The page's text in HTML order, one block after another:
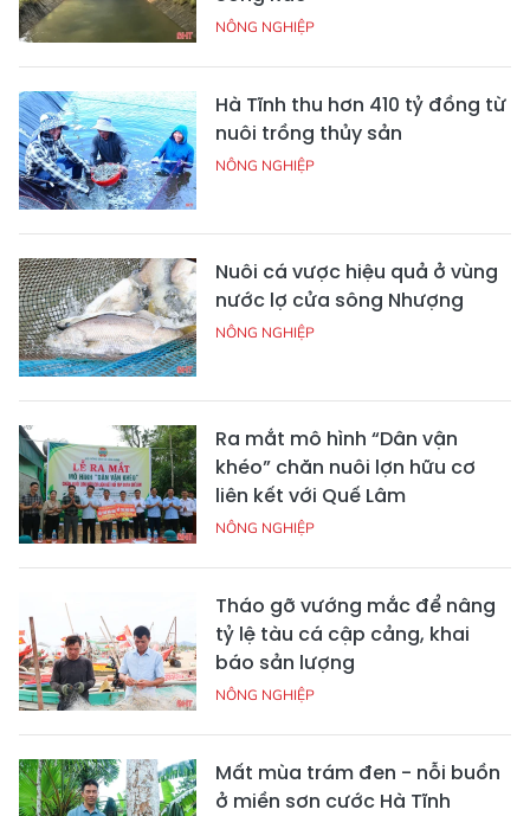
NÔNG NGHIỆP
Hà Tĩnh thu hơn 410 tỷ đồng từ
nuôi trồng thủy sản
NÔNG NGHIỆP
Nuôi cá vược hiệu quả ở vùng
nước lợ cửa sông Nhượng
NÔNG NGHIỆP
Ra mắt mô hình “Dân vận
khéo” chăn nuôi lợn hữu cơ
liên kết với Quế Lâm
NÔNG NGHIỆP
Tháo gỡ vướng mắc để nâng
tỷ lệ tàu cá cập cảng, khai
báo sản lượng
NÔNG NGHIỆP
Mất mùa trám đen - nỗi buồn
ở miền sơn cước Hà Tĩnh